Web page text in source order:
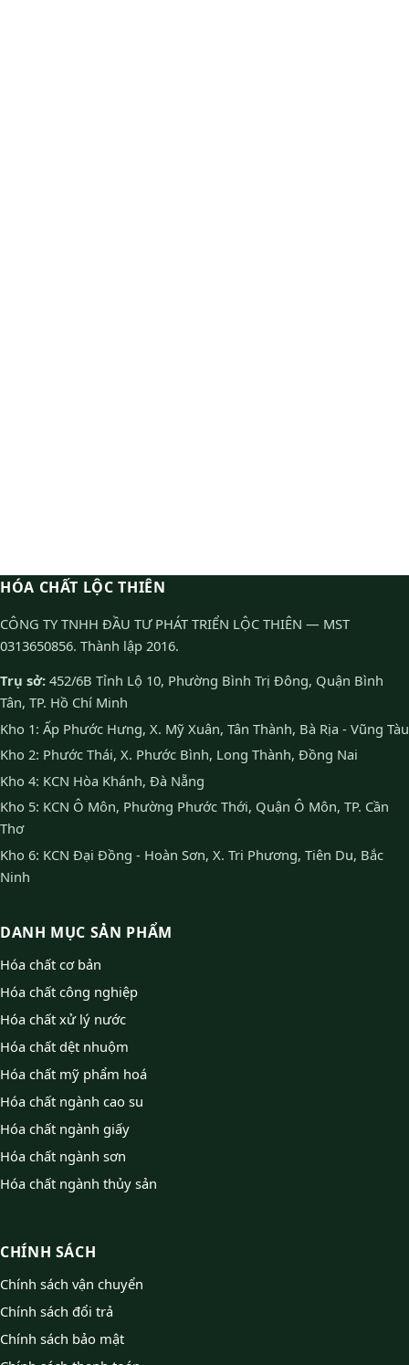
HÓA CHẤT LỘC THIÊN
CÔNG TY TNHH ĐẦU TƯ PHÁT TRIỂN LỘC THIÊN — MST
0313650856. Thành lập 2016.
Trụ sở: 452/6B Tỉnh Lộ 10, Phường Bình Trị Đông, Quận Bình
Tân, TP. Hồ Chí Minh
Kho 1: Ấp Phước Hưng, X. Mỹ Xuân, Tân Thành, Bà Rịa - Vũng Tàu
Kho 2: Phước Thái, X. Phước Bình, Long Thành, Đồng Nai
Kho 4: KCN Hòa Khánh, Đà Nẵng
Kho 5: KCN Ô Môn, Phường Phước Thới, Quận Ô Môn, TP. Cần
Thơ
Kho 6: KCN Đại Đồng - Hoàn Sơn, X. Tri Phương, Tiên Du, Bắc
Ninh
DANH MỤC SẢN PHẨM
Hóa chất cơ bản
Hóa chất công nghiệp
Hóa chất xử lý nước
Hóa chất dệt nhuộm
Hóa chất mỹ phẩm hoá
Hóa chất ngành cao su
Hóa chất ngành giấy
Hóa chất ngành sơn
Hóa chất ngành thủy sản
CHÍNH SÁCH
Chính sách vận chuyển
Chính sách đổi trả
Chính sách bảo mật